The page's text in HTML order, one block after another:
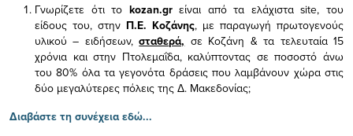
Γνωρίζετε ότι το kozan.gr είναι από τα ελάχισταsite, του
είδους του, στην Π.Ε. Κοζάνης, με παραγωγή πρωτογενούς
υλικού – ειδήσεων,σταθερά, σε Κοζάνη & τα τελευταία 15
χρόνια και στην Πτολεμαΐδα, καλύπτοντας σε ποσοστό άνω
του 80% όλα τα γεγονότα δράσεις που λαμβάνουν χώρα στις
δύο μεγαλύτερες πόλεις της Δ. Μακεδονίας;
Διαβάστε τη συνέχεια εδώ...